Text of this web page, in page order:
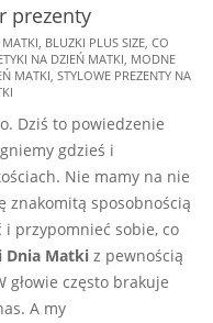
prezenty
BLUZKI PLUS SIZE CO
NA DZIEŃ MATKI MODNE
MATKI STYLOWE PREZENTY NA
Dziś to powiedzenie
gdzieś i
Nie mamy na nie
znakomitą sposobnością
przypomnieć sobie, co
Dnia Matki z pewnością
głowie często brakuje
A my